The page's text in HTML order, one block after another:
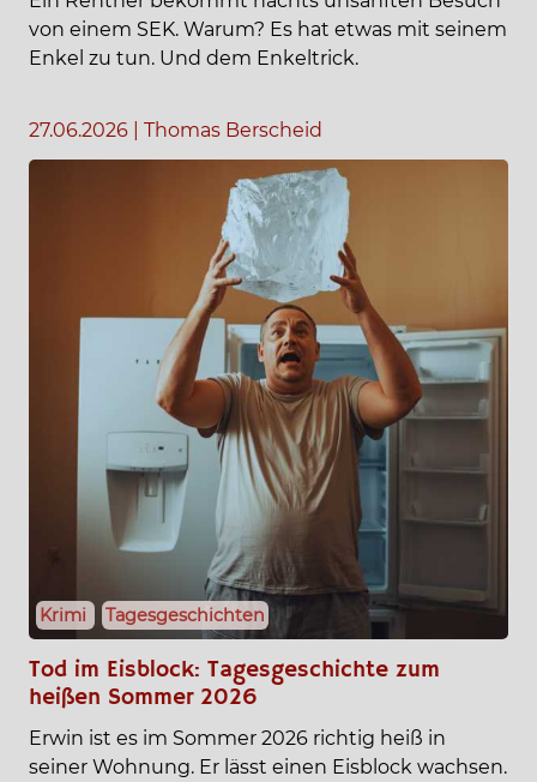
von einem SEK. Warum? Es hat etwas mit seinem
Enkel zu tun. Und dem Enkeltrick.
27.06.2026 Thomas Berscheid
Krimi Tagesgeschichten
Tod im Eisblock: Tagesgeschichte zum
heißen Sommer 2026
Erwin ist es im Sommer 2026 richtig heiß in
seiner Wohnung. Er lässt einen Eisblock wachsen.